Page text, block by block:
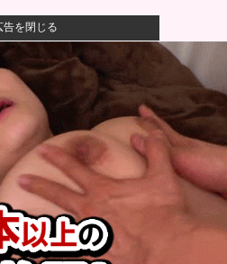
ジーにキウイ皮ごと入れよ。
女の末路ｗｗｗｗｗｗｗｗｗ
バイオテロレベルのやらか
の体、エッッッッッッッッッ
変身ベルト DXマイスドライ
告を閉じる